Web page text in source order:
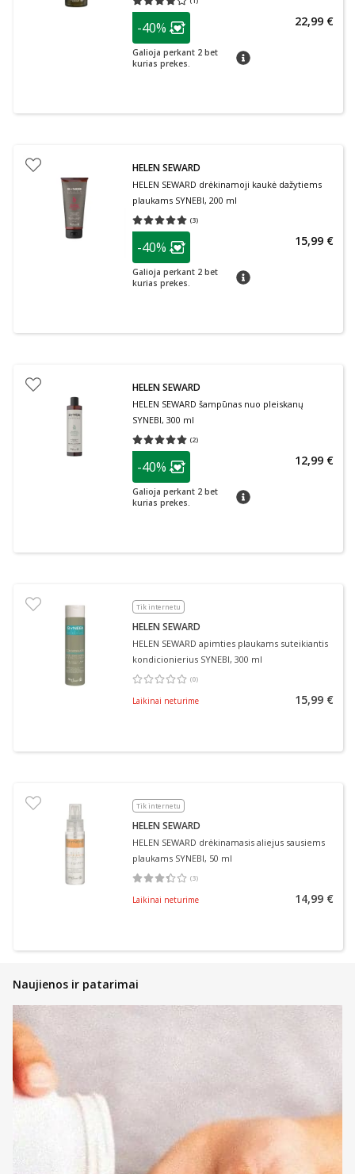
Vidutinis įvertinimas 4.00
patarimas
Lojalumo klubo narių nuolaida
-40%
Galioja perkant 2 bet
kurias prekes.
patarimas
22,99 €
HELEN SEWARD
HELEN SEWARD drėkinamoji kaukė dažytiems
plaukams SYNEBI, 200 ml
(3)
Vidutinis įvertinimas 5.00
patarimas
Lojalumo klubo narių nuolaida
-40%
Galioja perkant 2 bet
kurias prekes.
patarimas
15,99 €
HELEN SEWARD
HELEN SEWARD šampūnas nuo pleiskanų
SYNEBI, 300 ml
(2)
Vidutinis įvertinimas 5.00
patarimas
Lojalumo klubo narių nuolaida
-40%
Galioja perkant 2 bet
kurias prekes.
patarimas
12,99 €
Tik internetu
HELEN SEWARD
HELEN SEWARD apimties plaukams suteikiantis
kondicionierius SYNEBI, 300 ml
(0)
Vidutinis įvertinimas 0.00
Laikinai neturime 15,99 €
Tik internetu
HELEN SEWARD
HELEN SEWARD drėkinamasis aliejus sausiems
plaukams SYNEBI, 50 ml
(3)
Vidutinis įvertinimas 3.33
Laikinai neturime 14,99 €
Naujienos ir patarimai